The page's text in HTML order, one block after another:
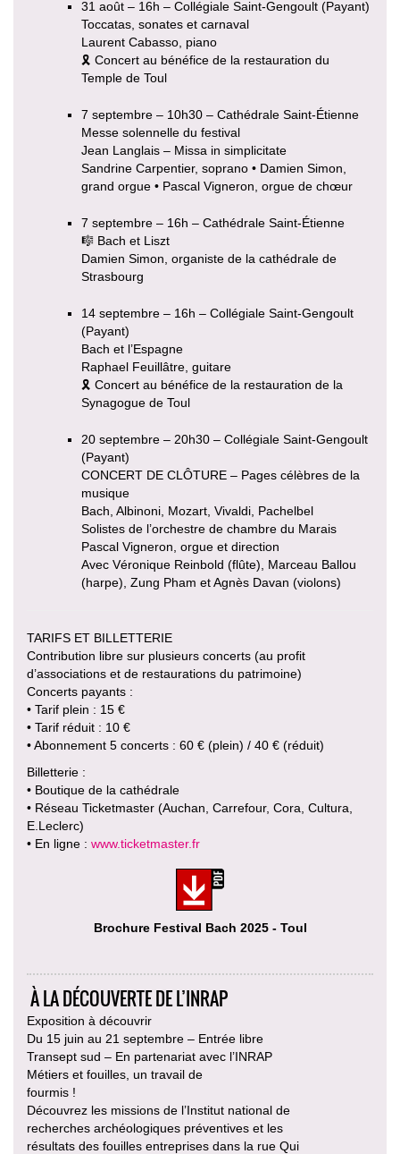
31 août – 16h – Collégiale Saint-Gengoult (Payant)
Toccatas, sonates et carnaval
Laurent Cabasso, piano
🎗 Concert au bénéfice de la restauration du
Temple de Toul
7 septembre – 10h30 – Cathédrale Saint-Étienne
Messe solennelle du festival
Jean Langlais – Missa in simplicitate
Sandrine Carpentier, soprano • Damien Simon,
grand orgue • Pascal Vigneron, orgue de chœur
7 septembre – 16h – Cathédrale Saint-Étienne
🎼 Bach et Liszt
Damien Simon, organiste de la cathédrale de
Strasbourg
14 septembre – 16h – Collégiale Saint-Gengoult
(Payant)
Bach et l’Espagne
Raphael Feuillâtre, guitare
🎗 Concert au bénéfice de la restauration de la
Synagogue de Toul
20 septembre – 20h30 – Collégiale Saint-Gengoult
(Payant)
CONCERT DE CLÔTURE – Pages célèbres de la
musique
Bach, Albinoni, Mozart, Vivaldi, Pachelbel
Solistes de l’orchestre de chambre du Marais
Pascal Vigneron, orgue et direction
Avec Véronique Reinbold (flûte), Marceau Ballou
(harpe), Zung Pham et Agnès Davan (violons)
TARIFS ET BILLETTERIE
Contribution libre sur plusieurs concerts (au profit
d’associations et de restaurations du patrimoine)
Concerts payants :
• Tarif plein : 15 €
• Tarif réduit : 10 €
• Abonnement 5 concerts : 60 € (plein) / 40 € (réduit)
Billetterie :
• Boutique de la cathédrale
• Réseau Ticketmaster (Auchan, Carrefour, Cora, Cultura,
E.Leclerc)
• En ligne : www.ticketmaster.fr
Brochure Festival Bach 2025 - Toul
À LA DÉCOUVERTE DE L’INRAP
Exposition à découvrir
Du 15 juin au 21 septembre – Entrée libre
Transept sud – En partenariat avec l’INRAP
Métiers et fouilles, un travail de
fourmis !
Découvrez les missions de l’Institut national de
recherches archéologiques préventives et les
résultats des fouilles entreprises dans la rue Qui